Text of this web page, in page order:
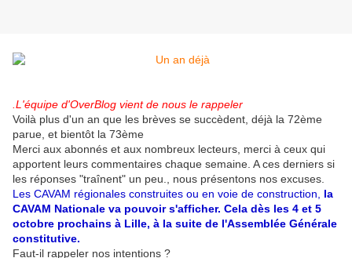
.L'équipe d'OverBlog vientde nous le rappeler
Voilà plus d'un an que les brèves se succèdent, déjà la 72ème
parue, et bientôt la 73ème
Merci aux abonnés et aux nombreux lecteurs, merci à ceux qui
apportent leurs commentaires chaque semaine. A ces derniers si
les réponses "traînent" un peu., nous présentons nos excuses.
Les CAVAM régionales construites ou en voie de construction, la
CAVAM Nationale va pouvoir s'afficher. Cela dès les 4 et 5
octobre prochains à Lille, à la suite de l'Assemblée Générale
constitutive.
Faut-il rappeler nos intentions ?